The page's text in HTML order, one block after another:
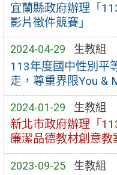
宜蘭縣政府辦理「
影片徵件競賽」
2024-04-29 生教組
113年度國中性別平
走，尊重界限You &
2024-01-29 生教組
新北市政府辦理「
廉潔品德教材創意教
2023-09-25 生教組